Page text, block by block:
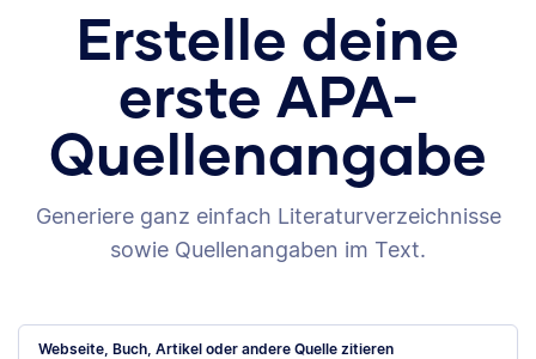
Erstelle deine
erste APA-
Quellenangabe
Generiere ganz einfach Literaturverzeichnisse
sowie Quellenangaben im Text.
Webseite, Buch, Artikel oder andere Quelle zitieren